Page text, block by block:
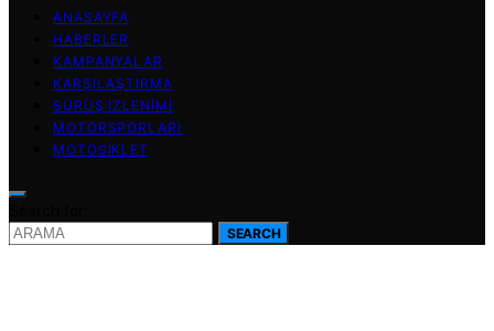
ANASAYFA
HABERLER
KAMPANYALAR
KARŞILAŞTIRMA
SÜRÜŞ İZLENIMI
MOTORSPORLARI
MOTOSIKLET
SEARCH